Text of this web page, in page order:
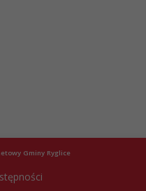
Gminy Ryglice